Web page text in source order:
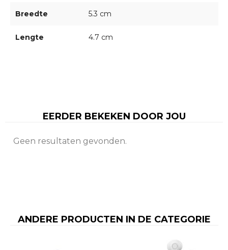
Breedte 5.3 cm
Lengte 4.7 cm
EERDER BEKEKEN DOOR JOU
Geen resultaten gevonden.
ANDERE PRODUCTEN IN DE CATEGORIE